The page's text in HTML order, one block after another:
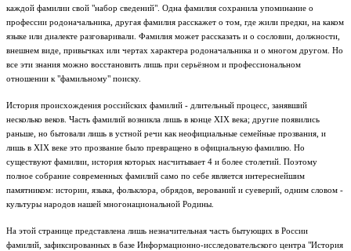
каждой фамилии свой "набор сведений". Одна фамилия сохранила упоминание о
профессии родоначальника, другая фамилия расскажет о том, где жили предки, на каком
языке или диалекте разговаривали. Фамилия может рассказать и о сословии, должности,
внешнем виде, привычках или чертах характера родоначальника и о многом другом. Но
все эти знания можно восстановить лишь при серьёзном и профессиональном
отношении к "фамильному" поиску.
История происхождения российских фамилий - длительный процесс, занявший
несколько веков. Часть фамилий возникла лишь в конце XIX века; другие появились
раньше, но бытовали лишь в устной речи как неофициальные семейные прозвания, и
лишь в XIX веке это прозвание было превращено в официальную фамилию. Но
существуют фамилии, история которых насчитывает 4 и более столетий. Поэтому
полное собрание современных фамилий само по себе является интереснейшим
памятником: истории, языка, фольклора, обрядов, верований и суеверий, одним словом -
культуры народов нашей многонациональной Родины.
На этой странице представлена лишь незначительная часть бытующих в России
фамилий, зафиксированных в базе Информационно-исследовательского центра "История